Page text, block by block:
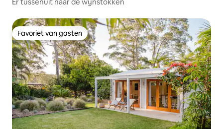
Favoriet van gasten
Favoriet van gasten